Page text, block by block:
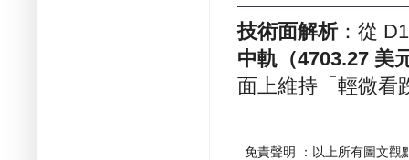
技術面解析：從
中軌（4703.27 美
面上維持「輕微看
免責聲明 ：以上所有圖文觀